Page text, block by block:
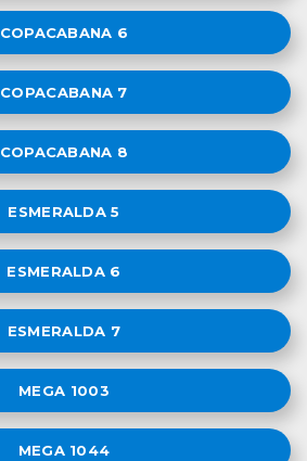
COPACABANA 6
COPACABANA 7
COPACABANA 8
ESMERALDA 5
ESMERALDA 6
ESMERALDA 7
MEGA 1003
MEGA 1044